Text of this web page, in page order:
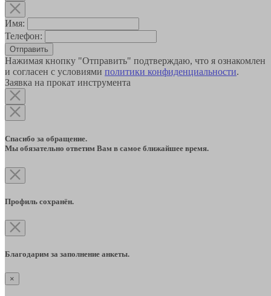
Имя:
Телефон:
Отправить
Нажимая кнопку "Отправить" подтверждаю, что я ознакомлен
и согласен с условиями политики конфиденциальности.
Заявка на прокат инструмента
Спасибо за обращение.
Мы обязательно ответим Вам в самое ближайшее время.
Профиль сохранён.
Благодарим за заполнение анкеты.
×